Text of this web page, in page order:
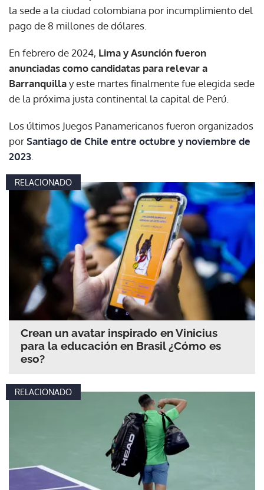
la sede a la ciudad colombiana por incumplimiento del
pago de 8 millones de dólares.
En febrero de 2024, Lima y Asunción fueron
anunciadas como candidatas para relevar a
Barranquillay este martes finalmente fue elegida sede
de la próxima justa continental la capital de Perú.
Los últimos Juegos Panamericanos fueron organizados
porSantiago de Chile entre octubre y noviembre de
2023
RELACIONADO
Crean un avatar inspirado en Vinicius
para la educación en Brasil ¿Cómo es
eso?
RELACIONADO